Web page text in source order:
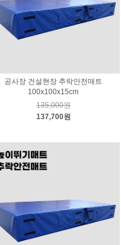
공사장 건설현장 추락안전매트
100x100x15cm
135,000원
137,700원